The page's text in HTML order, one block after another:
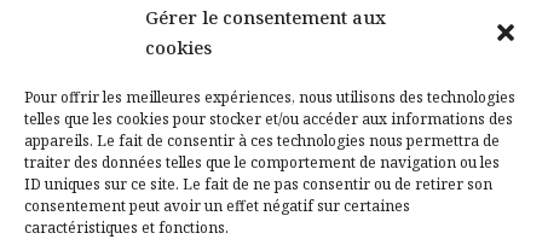
Gérer le consentement aux
cookies
Pour offrir les meilleures expériences, nous utilisons des technologies
telles que les cookies pour stocker et/ou accéder aux informations des
appareils. Le fait de consentir à ces technologies nous permettra de
traiter des données telles que le comportement de navigation ou les
ID uniques sur ce site. Le fait de ne pas consentir ou de retirer son
consentement peut avoir un effet négatif sur certaines
caractéristiques et fonctions.
Contactez-nous
Mentions légales